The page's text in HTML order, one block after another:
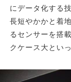
にデータ化する
長短やかかと着
るセンサーを搭
クケース大とい